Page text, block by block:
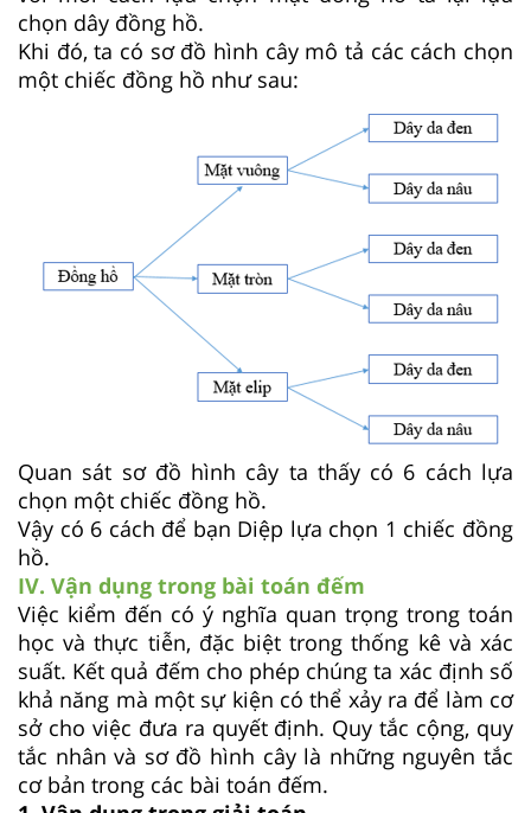
chọn dây đồng hồ.
Khi đó, ta có sơ đồ hình cây mô tả các cách chọn
một chiếc đồng hồ như sau:
Quan sát sơ đồ hình cây ta thấy có 6 cách lựa
chọn một chiếc đồng hồ.
Vậy có 6 cách để bạn Diệp lựa chọn 1 chiếc đồng
hồ.
IV. Vận dụng trong bài toán đếm
Việc kiểm đến có ý nghĩa quan trọng trong toán
học và thực tiễn, đặc biệt trong thống kê và xác
suất. Kết quả đếm cho phép chúng ta xác định số
khả năng mà một sự kiện có thể xảy ra để làm cơ
sở cho việc đưa ra quyết định. Quy tắc cộng, quy
tắc nhân và sơ đồ hình cây là những nguyên tắc
cơ bản trong các bài toán đếm.